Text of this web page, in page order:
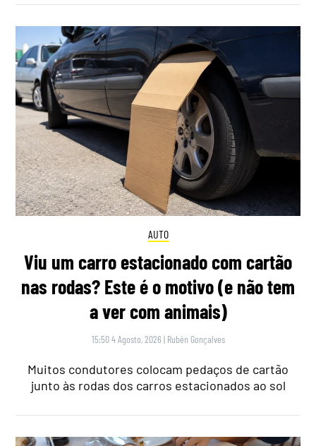
AUTO
Viu um carro estacionado com cartão
nas rodas? Este é o motivo (e não tem
a ver com animais)
15:50 4 Agosto, 2026 | Rubén Gonçalves
Muitos condutores colocam pedaços de cartão
junto às rodas dos carros estacionados ao sol